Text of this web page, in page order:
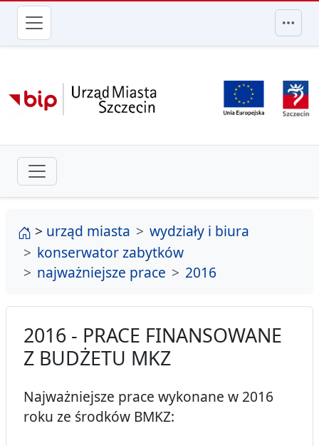
przejdź do głównego menu
strona główna
> urząd miasta
wydziały i biura
konserwator zabytków
najważniejsze prace
2016
2016 - PRACE FINANSOWANE
Z BUDŻETU MKZ
Najważniejsze prace wykonane w 2016
roku ze środków BMKZ: